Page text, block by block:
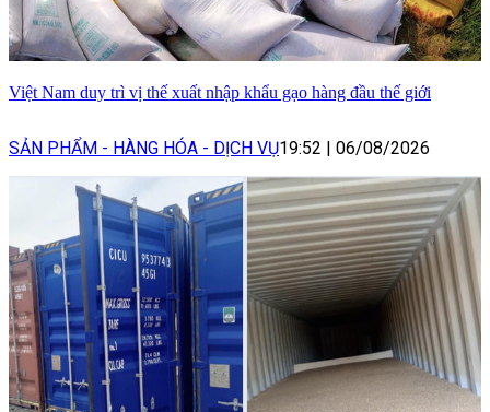
Việt Nam duy trì vị thế xuất nhập khẩu gạo hàng đầu thế giới
SẢN PHẨM - HÀNG HÓA - DỊCH VỤ19:52 06/08/2026